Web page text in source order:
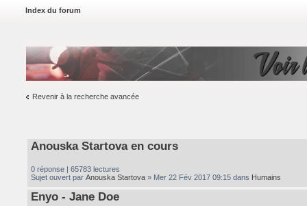
Index du forum
Voir
Revenir à la recherche avancée
Anouska Startova en cours
0 réponse | 65783 lectures
Sujet ouvert par Anouska Startova » Mer 22 Fév 2017 09:15 dans Humains
Enyo - Jane Doe